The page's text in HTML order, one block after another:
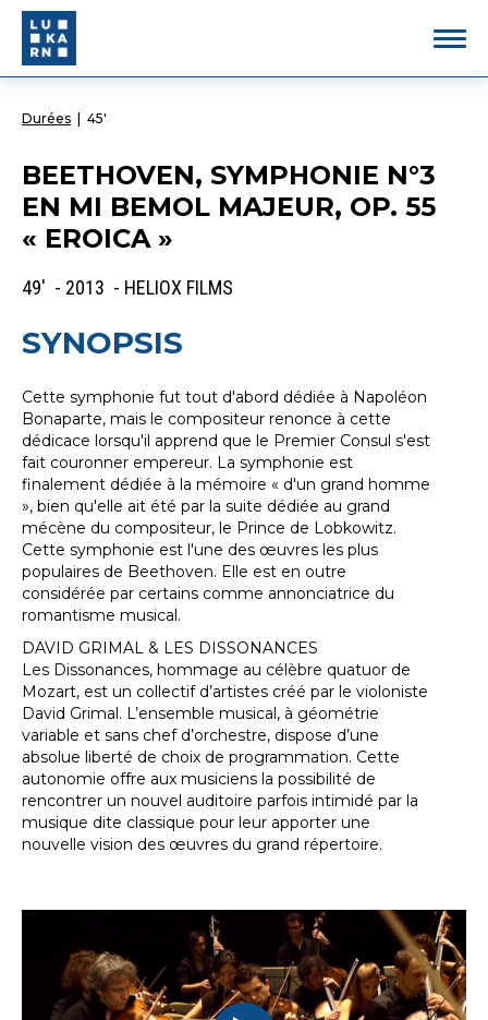
Durées 45'
BEETHOVEN, SYMPHONIE N°3
EN MI BEMOL MAJEUR, OP. 55
« EROICA »
49' - 2013 - HELIOX FILMS
SYNOPSIS
Cette symphonie fut tout d'abord dédiée à Napoléon
Bonaparte, mais le compositeur renonce à cette
dédicace lorsqu'il apprend que le Premier Consul s'est
fait couronner empereur. La symphonie est
finalement dédiée à la mémoire « d'un grand homme
», bien qu'elle ait été par la suite dédiée au grand
mécène du compositeur, le Prince de Lobkowitz.
Cette symphonie est l'une des œuvres les plus
populaires de Beethoven. Elle est en outre
considérée par certains comme annonciatrice du
romantisme musical.
DAVID GRIMAL & LES DISSONANCES
Les Dissonances, hommage au célèbre quatuor de
Mozart, est un collectif d’artistes créé par le violoniste
David Grimal. L’ensemble musical, à géométrie
variable et sans chef d’orchestre, dispose d’une
absolue liberté de choix de programmation. Cette
autonomie offre aux musiciens la possibilité de
rencontrer un nouvel auditoire parfois intimidé par la
musique dite classique pour leur apporter une
nouvelle vision des œuvres du grand répertoire.